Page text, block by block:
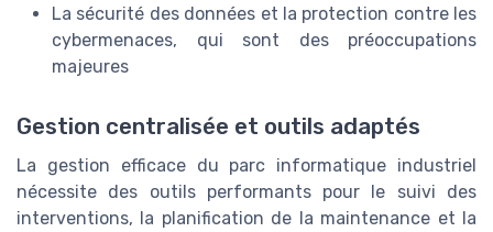
La sécurité des données et la protection contre les
cybermenaces, qui sont des préoccupations
majeures
Gestion centralisée et outils adaptés
La gestion efficace du parc informatique industriel
nécessite des outils performants pour le suivi des
interventions, la planification de la maintenance et la